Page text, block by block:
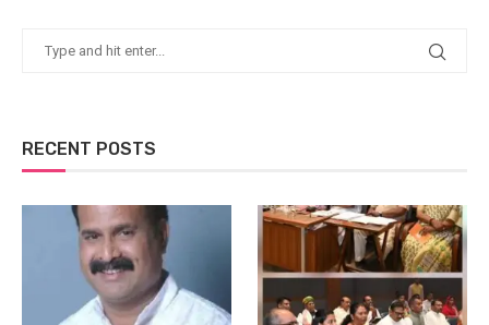
RECENT POSTS